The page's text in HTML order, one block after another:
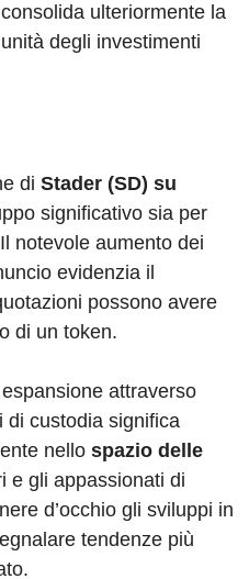
ulteriormente la
degli investimenti
di Stader (SD) su
significativo sia per
notevole aumento dei
evidenzia il
possono avere
di un token.
attraverso
di custodia significa
nello spazio delle
e gli appassionati di
d’occhio gli sviluppi in
tendenze più